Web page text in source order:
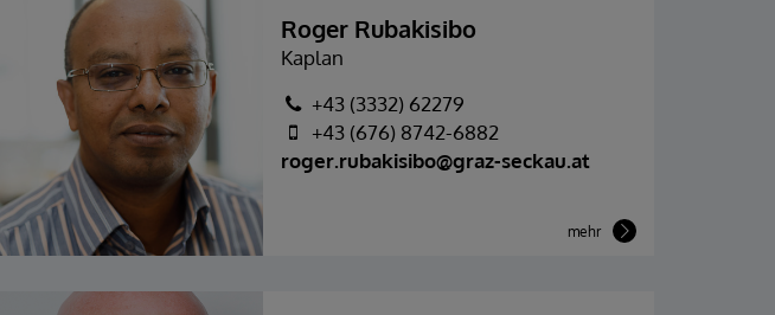
Roger Rubakisibo
Kaplan
+43 (3332) 62279
+43 (676) 8742-6882
roger.rubakisibo@graz-seckau.at
mehr